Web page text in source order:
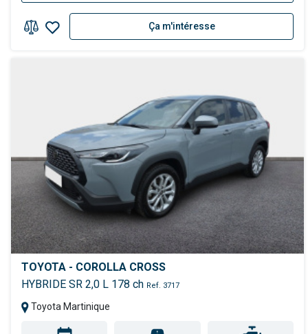
Ça m'intéresse
TOYOTA - COROLLA CROSS
HYBRIDE SR 2,0 L 178 ch Ref. 3717
Toyota Martinique